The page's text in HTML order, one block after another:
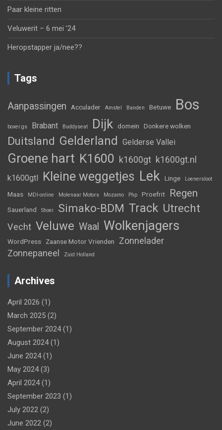
Paar kleine ritten
Veluwerit – 6 mei ’24
Heropstapper ja/nee??
Tags
Aanpassingen Acculader Amstel Banden Betuwe Bos
boxer.gs Brabant Buddyseat Dijk domein Donkere wolken
Duitsland Gelderland Gelderse Vallei
Groene hart K1600 k1600gt k1600gt.nl
k1600gtl Kleine weggetjes Lek Linge Loenersloot
Maas MDI-online Molenaar Motors Mozamo Php Proefrit Regen
Sauerland Shoei Simako-BDM Track Utrecht
Vecht Veluwe Waal Wolkenjagers
WordPress Zaanse Motor Vrienden
Zonnelader
Zonnepaneel
Zuid Holland
Archives
April 2026 (1)
March 2025 (2)
September 2024(1)
August 2024(1)
June 2024(1)
May 2024(3)
April 2024(1)
September 2023 (1)
July 2022 (2)
June 2022 (2)